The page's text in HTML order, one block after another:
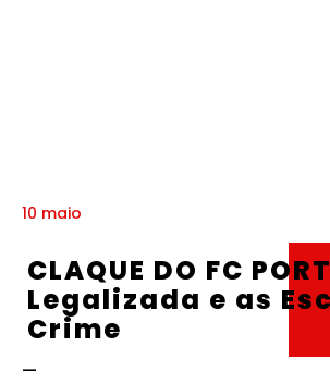
10 maio
CLAQUE DO FC
Legalizada e as
Crime